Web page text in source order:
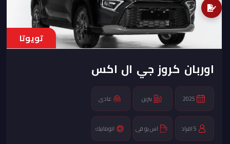
تويوتا
اوربان كروز جي ال اكس
2025 بنزين عادى
5 افراد اس يو فى اتوماتيك